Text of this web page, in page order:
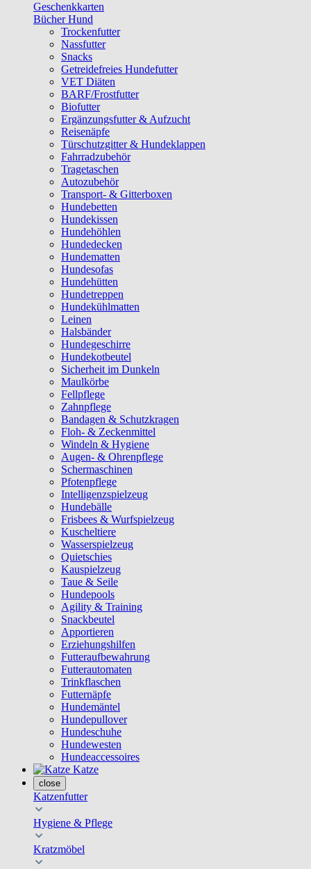
Geschenkkarten
Bücher Hund
Trockenfutter
Nassfutter
Snacks
Getreidefreies Hundefutter
VET Diäten
BARF/Frostfutter
Biofutter
Ergänzungsfutter & Aufzucht
Reisenäpfe
Türschutzgitter & Hundeklappen
Fahrradzubehör
Tragetaschen
Autozubehör
Transport- & Gitterboxen
Hundebetten
Hundekissen
Hundehöhlen
Hundedecken
Hundematten
Hundesofas
Hundehütten
Hundetreppen
Hundekühlmatten
Leinen
Halsbänder
Hundegeschirre
Hundekotbeutel
Sicherheit im Dunkeln
Maulkörbe
Fellpflege
Zahnpflege
Bandagen & Schutzkragen
Floh- & Zeckenmittel
Windeln & Hygiene
Augen- & Ohrenpflege
Schermaschinen
Pfotenpflege
Intelligenzspielzeug
Hundebälle
Frisbees & Wurfspielzeug
Kuscheltiere
Wasserspielzeug
Quietschies
Kauspielzeug
Taue & Seile
Hundepools
Agility & Training
Snackbeutel
Apportieren
Erziehungshilfen
Futteraufbewahrung
Futterautomaten
Trinkflaschen
Futternäpfe
Hundemäntel
Hundepullover
Hundeschuhe
Hundewesten
Hundeaccessoires
Katze
close
Katzenfutter
Hygiene & Pflege
Kratzmöbel